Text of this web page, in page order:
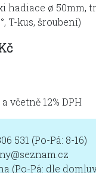
hadiace ø 50mm,
T-kus, šroubení)
včetně 12% DPH
531 (Po-Pá: 8-16)
(Po-Pá: dle